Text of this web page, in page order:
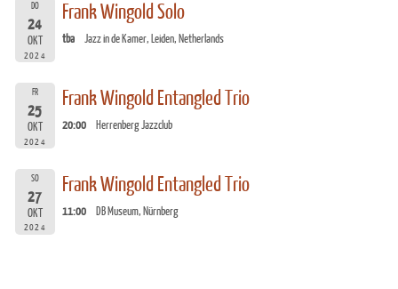
DO
24
OKT
2024
Frank Wingold Solo
tba Jazz in de Kamer, Leiden, Netherlands
FR
25
OKT
2024
Frank Wingold Entangled Trio
20:00 Herrenberg Jazzclub
SO
27
OKT
2024
Frank Wingold Entangled Trio
11:00 DB Museum, Nürnberg